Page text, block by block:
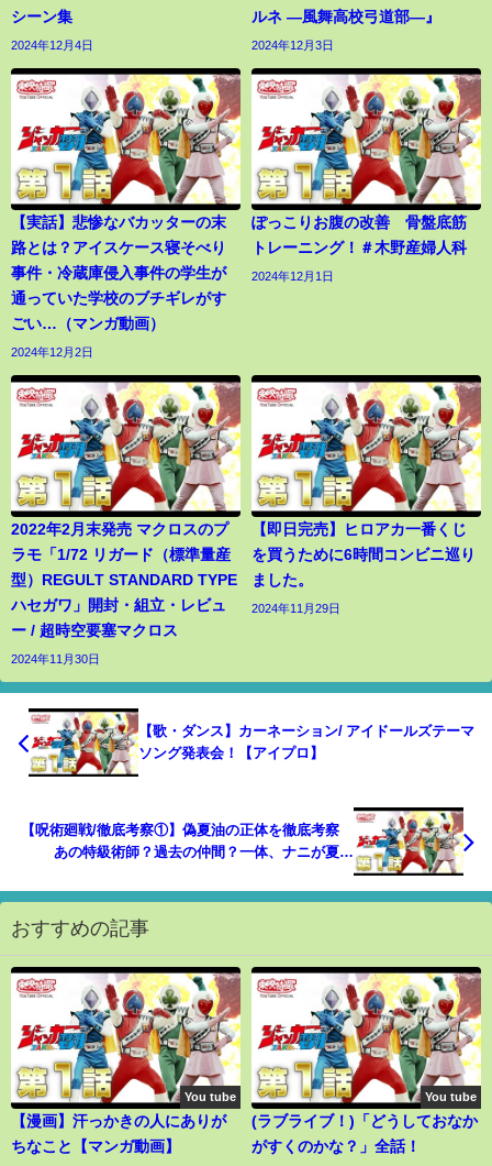
シーン集
2024年12月4日
ルネ ―風舞高校弓道部―』
2024年12月3日
【実話】悲惨なバカッターの末
路とは？アイスケース寝そべり
事件・冷蔵庫侵入事件の学生が
通っていた学校のブチギレがす
ごい…（マンガ動画）
2024年12月2日
ぽっこりお腹の改善 骨盤底筋
トレーニング！＃木野産婦人科
2024年12月1日
2022年2月末発売 マクロスのプ
ラモ「1/72 リガード（標準量産
型）REGULT STANDARD TYPE
ハセガワ」開封・組立・レビュ
ー / 超時空要塞マクロス
2024年11月30日
【即日完売】ヒロアカ一番くじ
を買うために6時間コンビニ巡り
ました。
2024年11月29日
【歌・ダンス】カーネーション/ アイドールズテーマ
ソング発表会！【アイプロ】
【呪術廻戦/徹底考察①】偽夏油の正体を徹底考察
あの特級術師？過去の仲間？一体、ナニが夏油
おすすめの記事
You tube
【漫画】汗っかきの人にありが
ちなこと【マンガ動画】
You tube
(ラブライブ！)「どうしておなか
がすくのかな？」全話！